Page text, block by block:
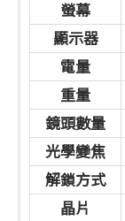
螢幕
顯示器
電量
重量
鏡頭數量
光學變焦
解鎖方式
晶片